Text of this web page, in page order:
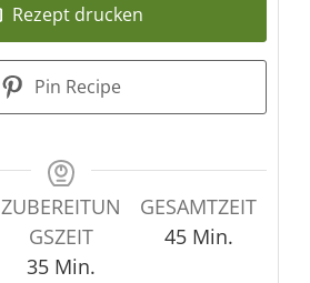
Rezept drucken
Pin Recipe
ZUBEREITUN
GSZEIT
35Minuten
Min.
GESAMTZEIT
45Minuten
Min.